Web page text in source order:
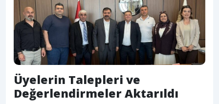
Üyelerin Talepleri ve
Değerlendirmeler Aktarıldı